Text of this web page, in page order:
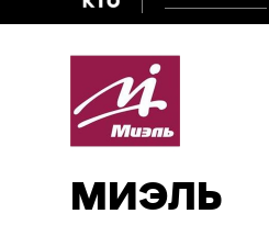
МИЭЛЬ